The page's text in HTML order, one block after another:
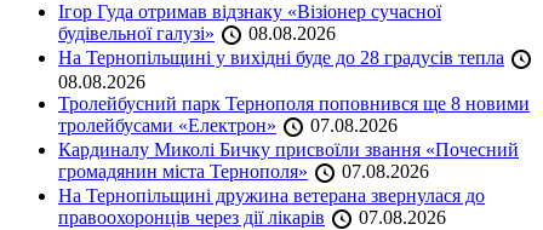
Ігор Гуда отримав відзнаку «Візіонер сучасної
будівельної галузі»
08.08.2026
На Тернопільщині у вихідні буде до 28 градусів тепла
08.08.2026
Тролейбусний парк Тернополя поповнився ще 8 новими
тролейбусами «Електрон»
07.08.2026
Кардиналу Миколі Бичку присвоїли звання «Почесний
громадянин міста Тернополя»
07.08.2026
На Тернопільщині дружина ветерана звернулася до
правоохоронців через дії лікарів
07.08.2026